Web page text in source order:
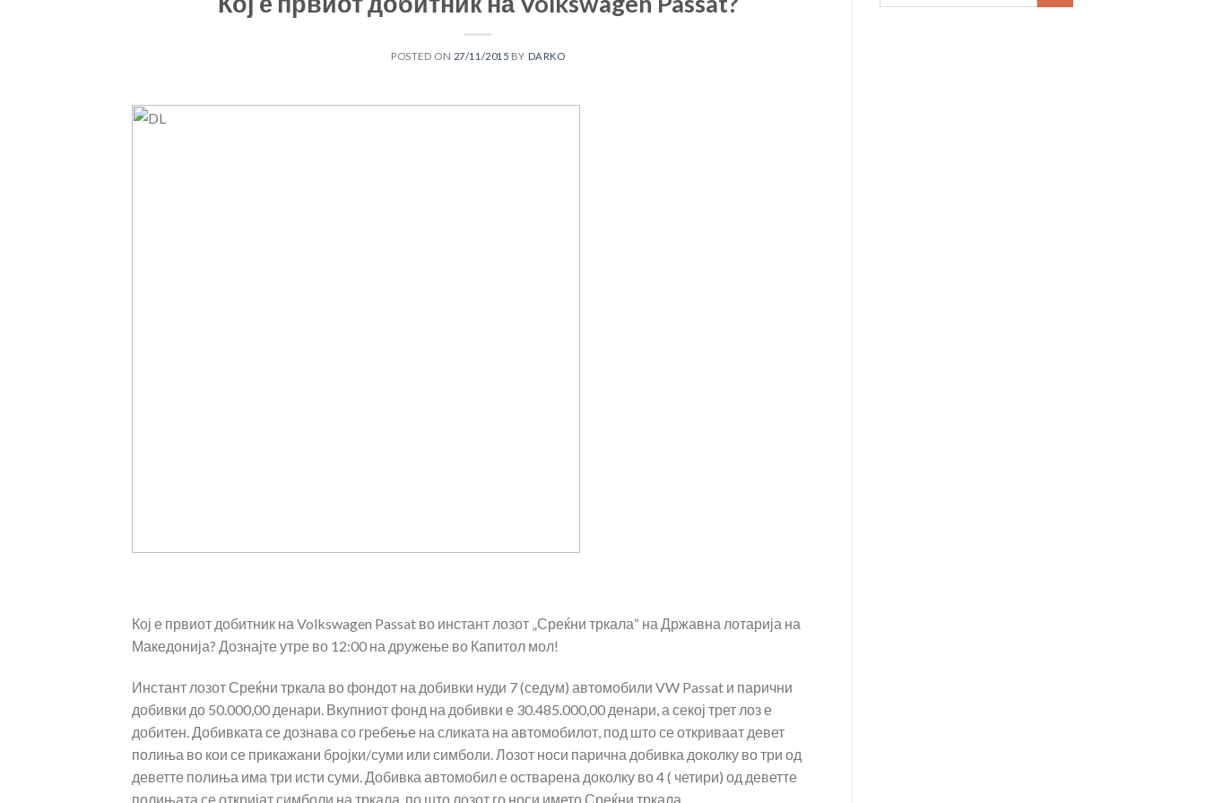
POSTED ON 27/11/2015 BY DARKO
Кој е првиот добитник на Volkswagen Passat во инстант лозот „Среќни тркала“ на Државна лотарија на
Македонија? Дознајте утре во 12:00 на дружење во Капитол мол!
Инстант лозот Среќни тркала во фондот на добивки нуди 7 (седум) автомобили VW Passat и парични
добивки до 50.000,00 денари. Вкупниот фонд на добивки е 30.485.000,00 денари, а секој трет лоз е
добитен. Добивката се дознава со гребење на сликата на автомобилот, под што се откриваат девет
полиња во кои се прикажани бројки/суми или симболи. Лозот носи парична добивка доколку во три од
деветте полиња има три исти суми. Добивка автомобил е остварена доколку во 4 ( четири) од деветте
полињата се откријат симболи на тркала, по што лозот го носи името Среќни тркала.